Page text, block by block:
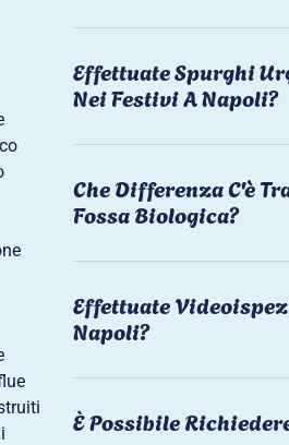
Effettuate Spurghi
Nei Festivi A Napoli?
Che Differenza C'è
Fossa Biologica?
Effettuate
Napoli?
È Possibile